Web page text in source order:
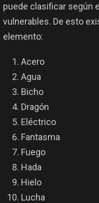
puede clasificar según
vulnerables. De esto
elemento:
Acero
Agua
Bicho
Dragón
Eléctrico
Fantasma
Fuego
Hada
Hielo
Lucha